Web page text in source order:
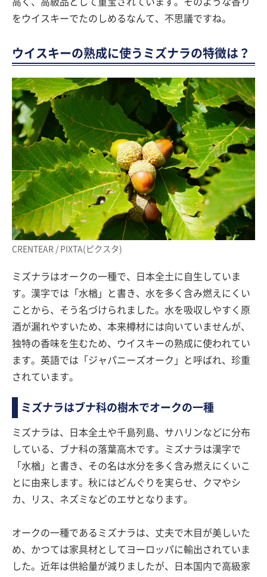
高く、高級品として重宝されています。そのような香り
をウイスキーでたのしめるなんて、不思議ですね。
ウイスキーの熟成に使うミズナラの特徴は？
CRENTEAR / PIXTA(ピクスタ)
ミズナラはオークの一種で、日本全土に自生していま
す。漢字では「水楢」と書き、水を多く含み燃えにくい
ことから、そう名づけられました。水を吸収しやすく原
酒が漏れやすいため、本来樽材には向いていませんが、
独特の香味を生むため、ウイスキーの熟成に使われてい
ます。英語では「ジャパニーズオーク」と呼ばれ、珍重
されています。
ミズナラはブナ科の樹木でオークの一種
ミズナラは、日本全土や千島列島、サハリンなどに分布
している、ブナ科の落葉高木です。ミズナラは漢字で
「水楢」と書き、その名は水分を多く含み燃えにくいこ
とに由来します。秋にはどんぐりを実らせ、クマやシ
カ、リス、ネズミなどのエサとなります。
オークの一種であるミズナラは、丈夫で木目が美しいた
め、かつては家具材としてヨーロッパに輸出されていま
した。近年は供給量が減りましたが、日本国内で高級家